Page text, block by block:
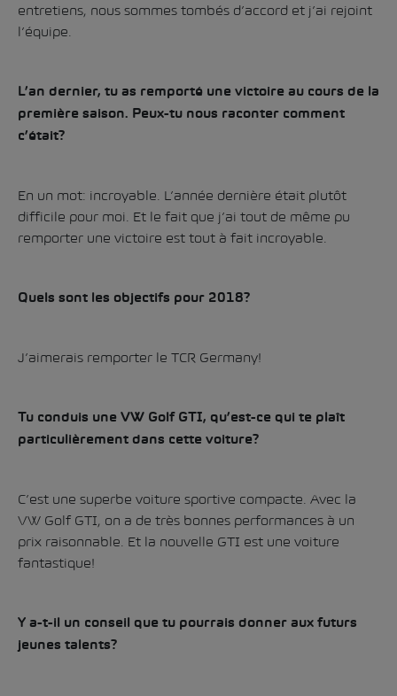
entretiens, nous sommes tombés d’accord et j’ai rejoint
l’équipe.
L’an dernier, tu as remporté une victoire au cours de la
première saison. Peux-tu nous raconter comment
c’était?
En un mot: incroyable. L’année dernière était plutôt
difficile pour moi. Et le fait que j’ai tout de même pu
remporter une victoire est tout à fait incroyable.
Quels sont les objectifs pour 2018?
J’aimerais remporter le TCR Germany!
Tu conduis une VW Golf GTI, qu’est-ce qui te plaît
particulièrement dans cette voiture?
C’est une superbe voiture sportive compacte. Avec la
VW Golf GTI, on a de très bonnes performances à un
prix raisonnable. Et la nouvelle GTI est une voiture
fantastique!
Y a-t-il un conseil que tu pourrais donner aux futurs
jeunes talents?